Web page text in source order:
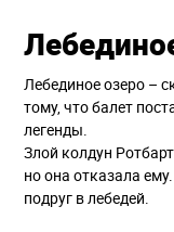
Лебединое озеро –
тому, что балет
легенды.
Злой колдун
но она отказала
подруг в лебедей.